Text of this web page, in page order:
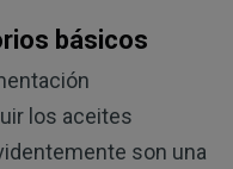
básicos
los aceites
son una